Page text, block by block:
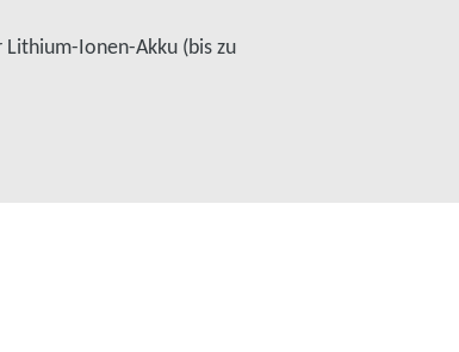
Ionen-Akku (bis zu